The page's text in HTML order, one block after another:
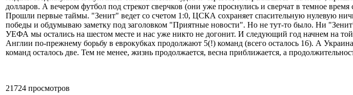
долларов. А вечером футбол под стрекот сверчков (они уже проснулись и сверчат в темное
Прошли первые таймы. "Зенит" ведет со счетом 1:0, ЦСКА сохраняет спасительную нулевую
победы и обдумываю заметку под заголовком "Приятные новости". Но не тут-то было. Ни
УЕФА мы остались на шестом месте и нас уже никто не догонит. И следующий год начнем на
Англии по-прежнему борьбу в еврокубках продолжают 5(!) команд (всего осталось 16). А
команд осталось две. Тем не менее, жизнь продолжается, весна приближается, а
21724 просмотров